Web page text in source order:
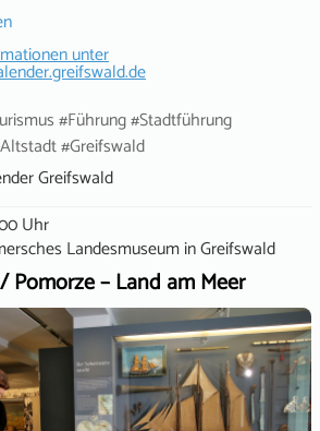
unter
#Führung #Stadtführung
#Greifswald
Greifswald
Uhr
LandesmuseuminGreifswald
Pomorze – Land am Meer